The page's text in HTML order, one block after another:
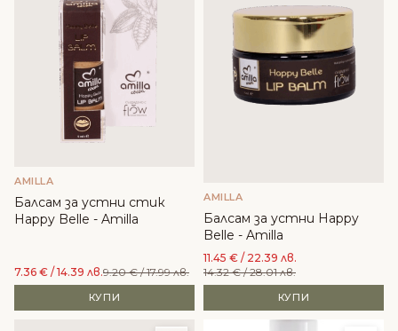
AMILLA
Балсам за устни стик
Happy Belle - Amilla
7.36 € / 14.39 лв.9.20€/ 17.99 лв.
КУПИ
AMILLA
Балсам за устни Happy
Belle - Amilla
11.45 € / 22.39 лв.
14.32€/ 28.01 лв.
КУПИ